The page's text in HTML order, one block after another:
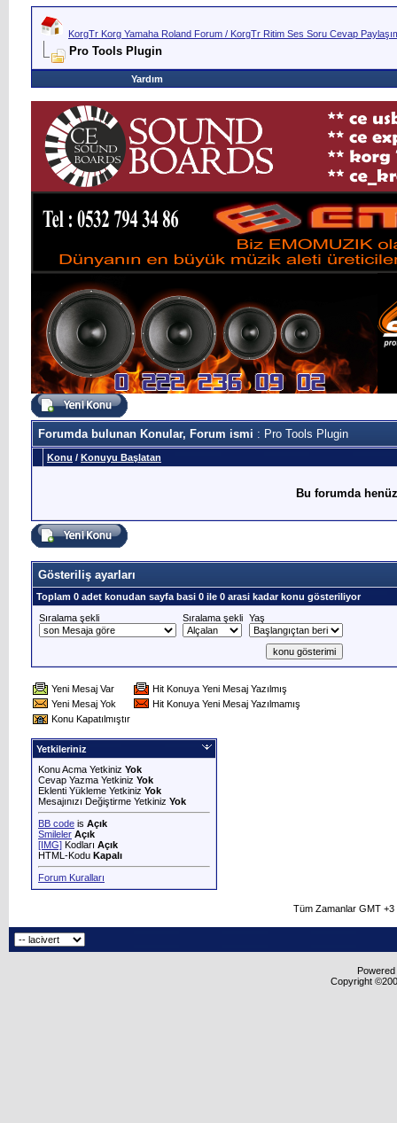
KorgTr Korg Yamaha Roland Forum / KorgTr Ritim Ses Soru Cevap
Pro Tools Plugin
Yardım
Forumda bulunan Konular, Forum ismi : Pro Tools Plugin
Konu / Konuyu Başlatan
Bu forumda
Gösteriliş ayarları
Toplam 0 adet konudan sayfa basi 0 ile 0 arasi kadar konu gösteriliyor
Sıralama şekli
Sıralama şekli Yaş
Yeni Mesaj Var
Hit Konuya Yeni Mesaj Yazılmış
Yeni Mesaj Yok
Hit Konuya Yeni Mesaj Yazılmamış
Konu Kapatılmıştır
Yetkileriniz
Konu Acma Yetkiniz Yok
Cevap Yazma Yetkiniz Yok
Eklenti Yükleme Yetkiniz Yok
Mesajınızı Değiştirme Yetkiniz Yok
BB code is Açık
Smileler Açık
[IMG] Kodları Açık
HTML-Kodu Kapalı
Forum Kuralları
Tüm Zamanlar GMT
Copyright